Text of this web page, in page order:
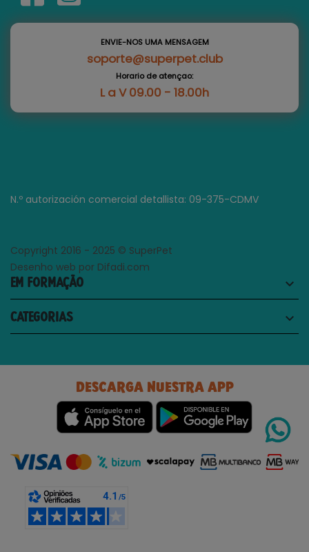
ENVIE-NOS UMA MENSAGEM
soporte@superpet.club
Horario de atençao:
L a V 09.00 - 18.00h
N.º autorización comercial detallista: 09-375-CDMV
Copyright 2016 - 2025 © SuperPet
Desenho web por Difadi.com
EM FORMAÇÃO keyboard_arrow_down
CATEGORIAS keyboard_arrow_down
DESCARGA NUESTRA APP